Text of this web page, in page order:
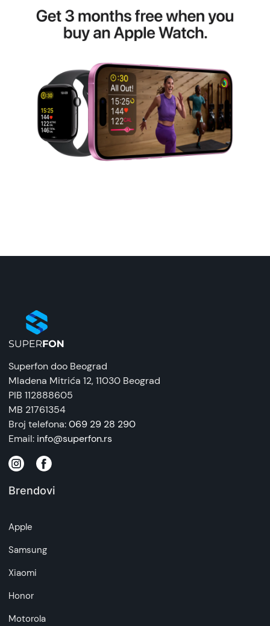
Superfon doo Beograd
Mladena Mitrića 12, 11030 Beograd
PIB 112888605
MB 21761354
Broj telefona:069 29 28 290
Email: info@superfon.rs
Brendovi
Apple
Samsung
Xiaomi
Honor
Motorola